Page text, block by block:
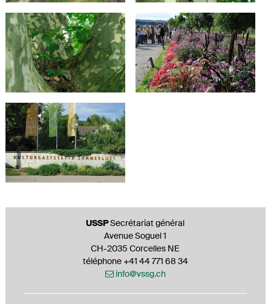
USSPSecrétariat général
Avenue Soguel 1
CH-2035 Corcelles NE
téléphone +41 44 771 68 34
info@vssg.ch